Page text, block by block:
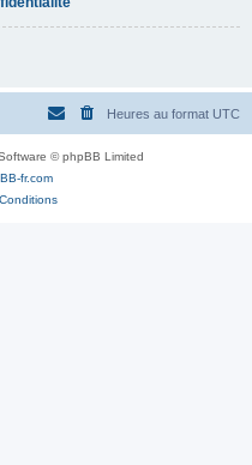
Heures au format UTC
© phpBB Limited
fr.com
Conditions